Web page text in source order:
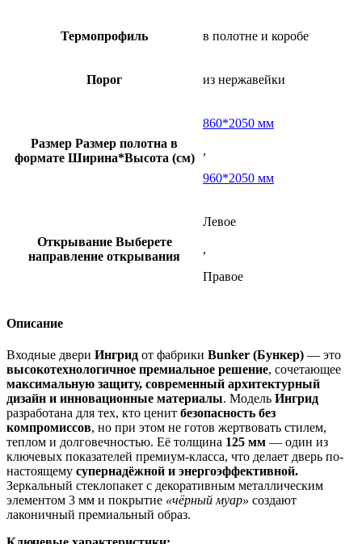
Термопрофиль в полотне и коробе
Порог из нержавейки
Размер Размер полотна в
формате Ширина*Высота (см)
860*2050 мм
,
960*2050 мм
Открывание Выберете
направление открывания
Левое
,
Правое
Описание
Входные двери Ингрид от фабрики Bunker (Бункер) — это
высокотехнологичное премиальное решение, сочетающее
максимальную защиту, современный архитектурный
дизайн и инновационные материалы. Модель Ингрид
разработана для тех, кто ценит безопасность без
компромиссов, но при этом не готов жертвовать стилем,
теплом и долговечностью. Её толщина 125 мм — один из
ключевых показателей премиум-класса, что делает дверь по-
настоящему супернадёжной и энергоэффективной.
Зеркальный стеклопакет с декоративным металлическим
элементом 3 мм и покрытие «чёрный муар» создают
лаконичный премиальный образ.